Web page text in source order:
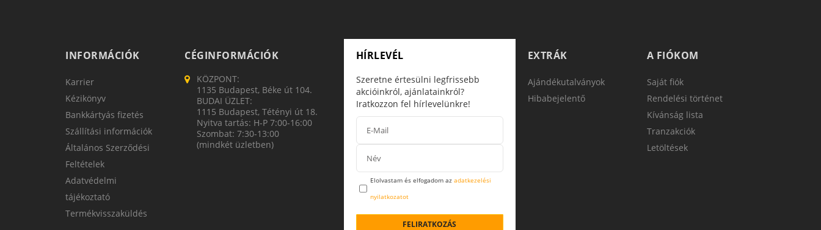
INFORMÁCIÓK
Karrier
Kézikönyv
Bankkártyás fizetés
Szállítási információk
Általános Szerződési
Feltételek
Adatvédelmi
tájékoztató
Termékvisszaküldés
CÉGINFORMÁCIÓK
KÖZPONT:
1135 Budapest, Béke út 104.
BUDAI ÜZLET:
1115 Budapest, Tétényi út 18.
Nyitva tartás: H-P 7:00-16:00
Szombat: 7:30-13:00
(mindkét üzletben)
HÍRLEVÉL
Szeretne értesülni legfrissebb
akcióinkról, ajánlatainkról?
Iratkozzon fel hírlevelünkre!
Elolvastam és elfogadom az adatkezelési
nyilatkozatot
FELIRATKOZÁS
EXTRÁK
Ajándékutalványok
Hibabejelentő
A FIÓKOM
Saját fiók
Rendelési történet
Kívánság lista
Tranzakciók
Letöltések